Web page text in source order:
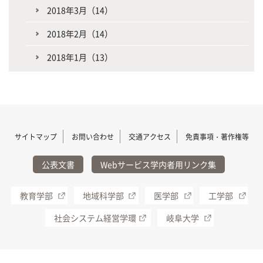
2018年3月（14）
2018年2月（14）
2018年1月（13）
サイトマップ お問い合わせ 交通アクセス 免責事項・著作権等
公表文書 Webサービス学内者用リンク集
教育学部 地域科学部 医学部
工学部
社会システム経営学環
岐阜大学